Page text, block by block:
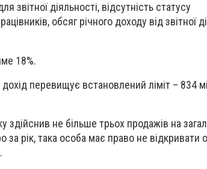
звітної діяльності, відсутність статусу
обсяг річного доходу від звітної
18%.
перевищує встановлений ліміт – 834
не більше трьох продажів на
рік, така особа має право не відкривати